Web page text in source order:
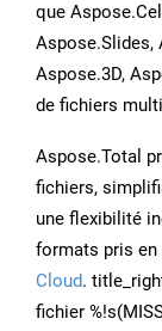
que
Aspose.Slides,
Aspose.3D,
de fichiers
Aspose.Total
fichiers,
une flexibilité
formats pris en
Cloud.
fichier